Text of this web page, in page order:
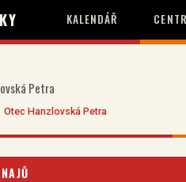
KALENDÁŘ
Petra
Otec Hanzlovská Petra